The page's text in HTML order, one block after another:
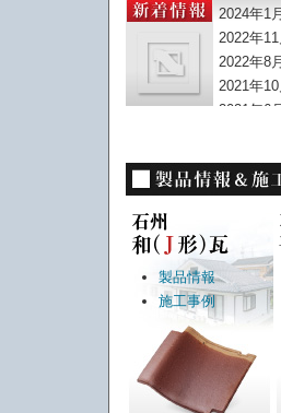
2024年1
2022年11
2022年8
2021年10
2021年6
2021年1
2020年7
2020年5
2020年4
2020年1
2019年9
2019年8
2019年7
製品情報
施工事例